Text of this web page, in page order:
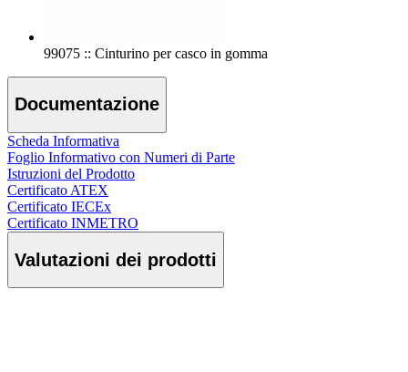
99075 :: Cinturino per casco in gomma
Documentazione
Scheda Informativa
Foglio Informativo con Numeri di Parte
Istruzioni del Prodotto
Certificato ATEX
Certificato IECEx
Certificato INMETRO
Valutazioni dei prodotti